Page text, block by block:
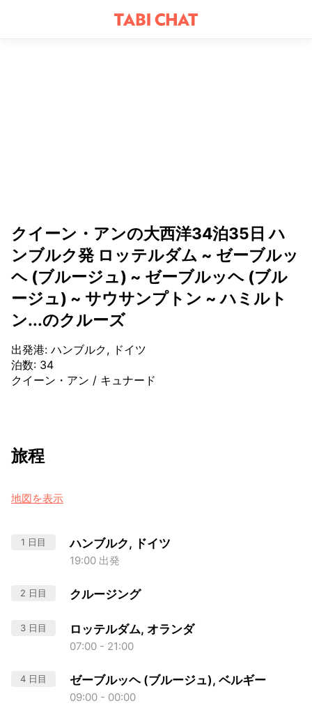
クイーン・アンの大西洋34泊35日 ハ
ンブルク発 ロッテルダム ~ ゼーブルッ
ヘ (ブルージュ) ~ ゼーブルッヘ (ブル
ージュ) ~ サウサンプトン ~ ハミルト
ン...のクルーズ
出発港: ハンブルク, ドイツ
泊数: 34
クイーン・アン / キュナード
旅程
地図を表示
1 日目 ハンブルク, ドイツ
19:00 出発
2 日目 クルージング
3 日目 ロッテルダム, オランダ
07:00 - 21:00
4 日目 ゼーブルッヘ (ブルージュ), ベルギー
09:00 - 00:00